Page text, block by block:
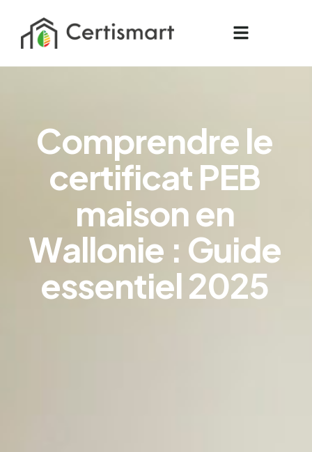
Comprendrele
certificatPEB
maisonen
Wallonie : Guide
essentiel2025